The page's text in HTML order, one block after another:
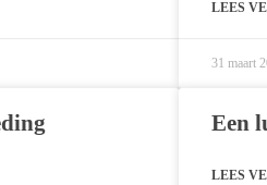
LEES
31 maart
Een
LEES